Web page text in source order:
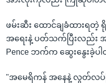
ဖမ်းဆီး ထောင်ချခံထားရ
အရေးနဲ့ ပတ်သက်ပြီးလည်း
Pence ဘက်က ဆွေးနွေးခဲ့ပ
"အမေရိကန် အနေနဲ့ လွတ်လပ်